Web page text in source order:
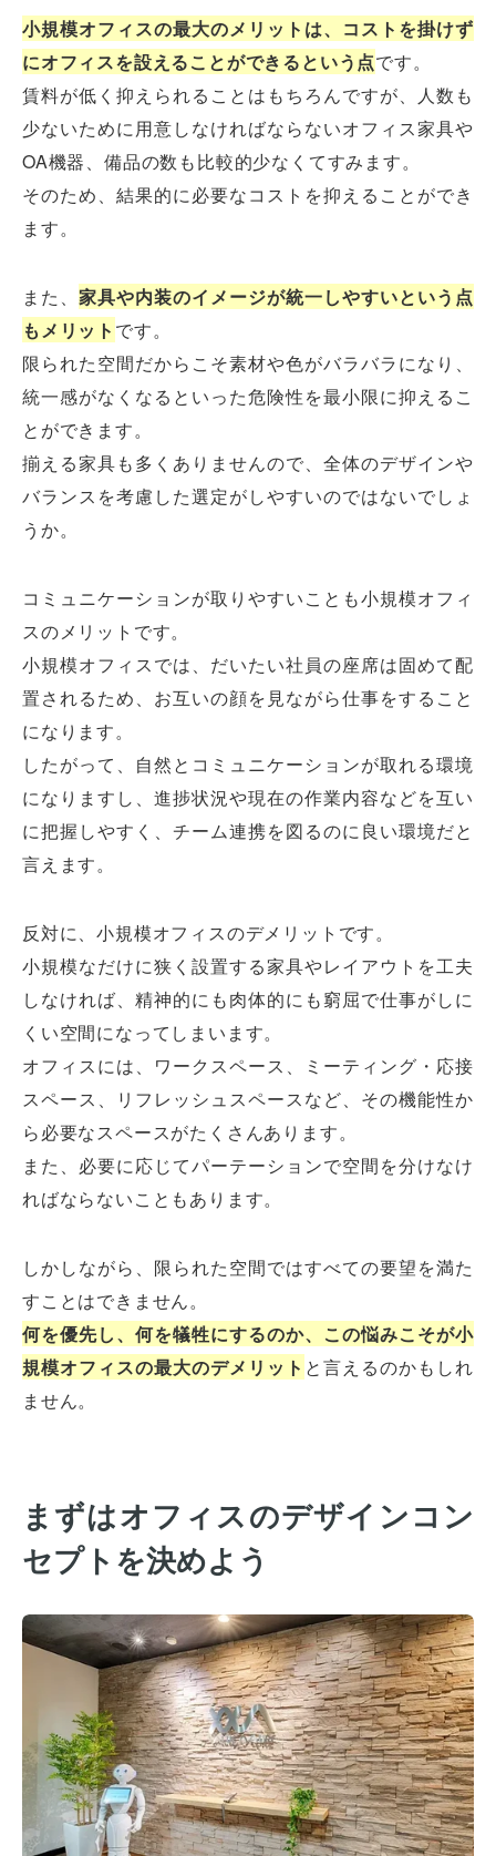
小規模オフィスの最大のメリットは、コストを掛けず
にオフィスを設えることができるという点です。
賃料が低く抑えられることはもちろんですが、人数も
少ないために用意しなければならないオフィス家具や
OA機器、備品の数も比較的少なくてすみます。
そのため、結果的に必要なコストを抑えることができ
ます。
また、家具や内装のイメージが統一しやすいという点
もメリット です。
限られた空間だからこそ素材や色がバラバラになり、
統一感がなくなるといった危険性を最小限に抑えるこ
とができます。
揃える家具も多くありませんので、全体のデザインや
バランスを考慮した選定がしやすいのではないでしょ
うか。
コミュニケーションが取りやすいことも小規模オフィ
スのメリットです。
小規模オフィスでは、だいたい社員の座席は固めて配
置されるため、お互いの顔を見ながら仕事をすること
になります。
したがって、自然とコミュニケーションが取れる環境
になりますし、進捗状況や現在の作業内容などを互い
に把握しやすく、チーム連携を図るのに良い環境だと
言えます。
反対に、小規模オフィスのデメリットです。
小規模なだけに狭く設置する家具やレイアウトを工夫
しなければ、精神的にも肉体的にも窮屈で仕事がしに
くい空間になってしまいます。
オフィスには、ワークスペース、ミーティング・応接
スペース、リフレッシュスペースなど、その機能性か
ら必要なスペースがたくさんあります。
また、必要に応じてパーテーションで空間を分けなけ
ればならないこともあります。
しかしながら、限られた空間ではすべての要望を満た
すことはできません。
何を優先し、何を犠牲にするのか、この悩みこそが小
規模オフィスの最大のデメリット と言えるのかもしれ
ません。
まずはオフィスのデザインコン
セプトを決めよう